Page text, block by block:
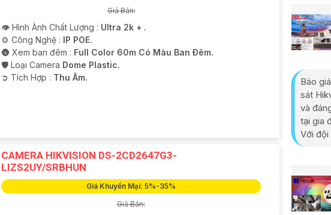
Giá Bán:
👁 Hình Ành Chất Lượng : Ultra 2k + .
⚙ Công Nghệ : IP POE.
🌚 Xem ban đêm : Full Color 60m Có Màu Ban Ðêm.
🛡 Loại Camera Dome Plastic.
️➲ Tích Hợp : Thu Âm.
CAMERA HIKVISION DS-2CD2647G3-
LIZS2UY/SRBHUN
Giá Khuyến Mại: 5%-35%
Giá Bán:
Báo
sát
và
tại gia
Với đội